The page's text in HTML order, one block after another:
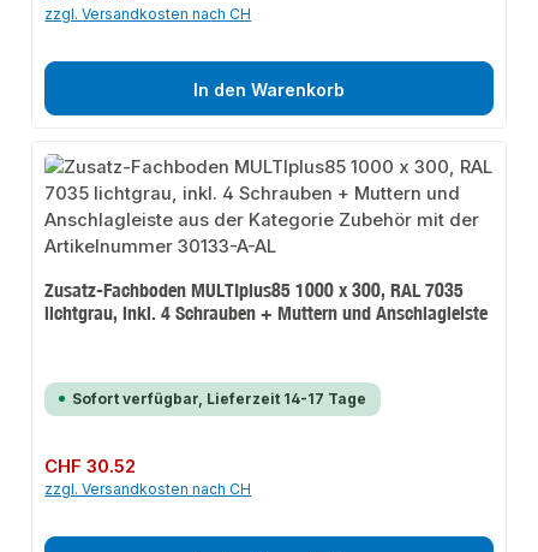
zzgl. Versandkosten nach CH
In den Warenkorb
Zusatz-Fachboden MULTIplus85 1000 x 300, RAL 7035
lichtgrau, inkl. 4 Schrauben + Muttern und Anschlagleiste
Sofort verfügbar, Lieferzeit 14-17 Tage
Regulärer Preis:
CHF 30.52
zzgl. Versandkosten nach CH